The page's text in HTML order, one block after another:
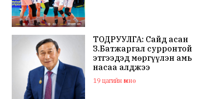
ТОДРУУЛГА: Сайд асан
З.Батжаргал сурронтой
этгээдэд мөргүүлэн амь
насаа алджээ
19 цагийн өмнө